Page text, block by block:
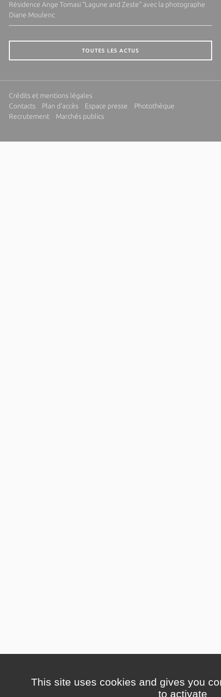
Résidence Ange Tomasi "Lagune and Zeste" avec la photographe
Diane Moulenc
TOUTES LES ACTUS
Crédits et mentions légales
Contacts
Plan d'accès Espace presse
Photothèque
Recrutement
Marchés publics
This site uses cookies and gives you
to activate